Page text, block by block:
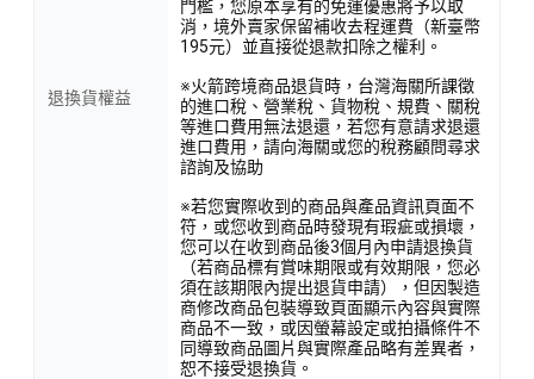
退換貨權益
門檻，您原本享有的免運優惠將予以取
消，境外賣家保留補收去程運費（新臺幣
195元）並直接從退款扣除之權利。
※火箭跨境商品退貨時，台灣海關所課徵
的進口稅、營業稅、貨物稅、規費、關稅
等進口費用無法退還，若您有意請求退還
進口費用，請向海關或您的稅務顧問尋求
諮詢及協助
※若您實際收到的商品與產品資訊頁面不
符，或您收到商品時發現有瑕疵或損壞，
您可以在收到商品後3個月內申請退換貨
（若商品標有賞味期限或有效期限，您必
須在該期限內提出退貨申請），但因製造
商修改商品包裝導致頁面顯示內容與實際
商品不一致，或因螢幕設定或拍攝條件不
同導致商品圖片與實際產品略有差異者，
恕不接受退換貨。